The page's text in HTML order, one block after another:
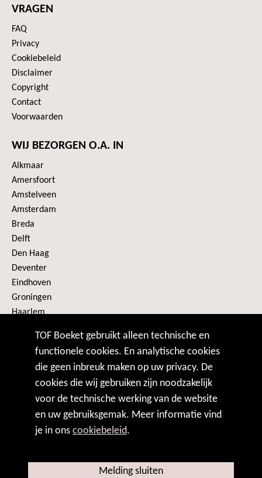
VRAGEN
FAQ
Privacy
Cookiebeleid
Disclaimer
Copyright
Contact
Voorwaarden
WIJ BEZORGEN O.A. IN
Alkmaar
Amersfoort
Amstelveen
Amsterdam
Breda
Delft
Den Haag
Deventer
Eindhoven
Groningen
Haarlem
Alle plaatsen
VOLG ONS
BETAAL VEILIG MET
TOF Boeket gebruikt alleen technische en
functionele cookies. En analytische cookies
die geen inbreuk maken op uw privacy. De
cookies die wij gebruiken zijn noodzakelijk
voor de technische werking van de website
en uw gebruiksgemak. Meer informatie vind
je in ons cookiebeleid.
Melding sluiten